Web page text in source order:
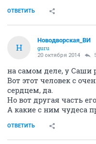
ОТВЕТИТЬ
Н
Новодворcкая_ВИ
guru
20 октября 2014
на самом деле, у Саши
Вот этот человек с
сердцем, да.
Но вот другая часть
А какие с ним чудеса
ОТВЕТИТЬ